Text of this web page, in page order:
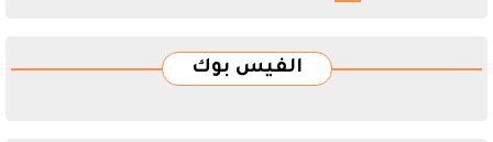
الفيس بوك